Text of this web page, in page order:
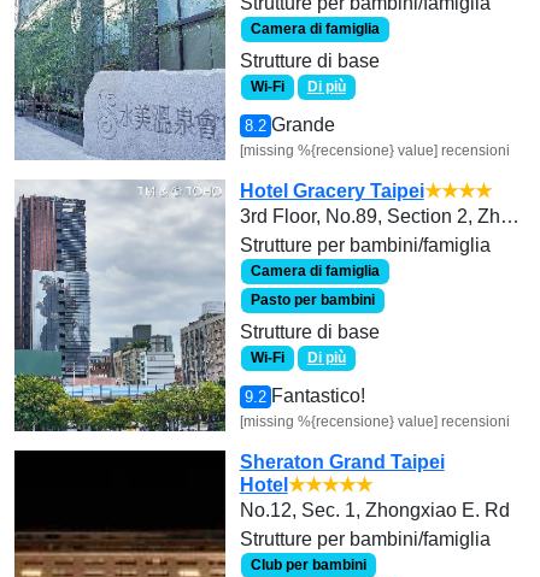
Camera di famiglia
Strutture di base
Wi-Fi Di più
8.2 Grande
[missing %{recensione} value] recensioni
Hotel Gracery Taipei★★★★
3rd Floor, No.89, Section 2, Zhongxiao East Road,
Strutture per bambini/famiglia
Camera di famiglia
Pasto per bambini
Strutture di base
Wi-Fi Di più
9.2 Fantastico!
[missing %{recensione} value] recensioni
Sheraton Grand Taipei
Hotel ★★★★★
No.12, Sec. 1, Zhongxiao E. Rd
Strutture per bambini/famiglia
Club per bambini